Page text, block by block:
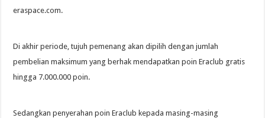
eraspace.com.
Di akhir periode, tujuh pemenang akan dipilih dengan jumlah
pembelian maksimum yang berhak mendapatkan poin Eraclub gratis
hingga 7.000.000 poin.
Sedangkan penyerahan poin Eraclub kepada masing-masing